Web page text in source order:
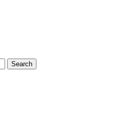
Search